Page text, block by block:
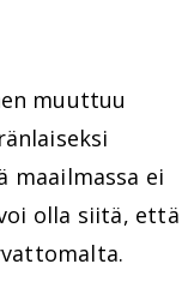
muuttuu
maailmassa ei
olla siitä, että